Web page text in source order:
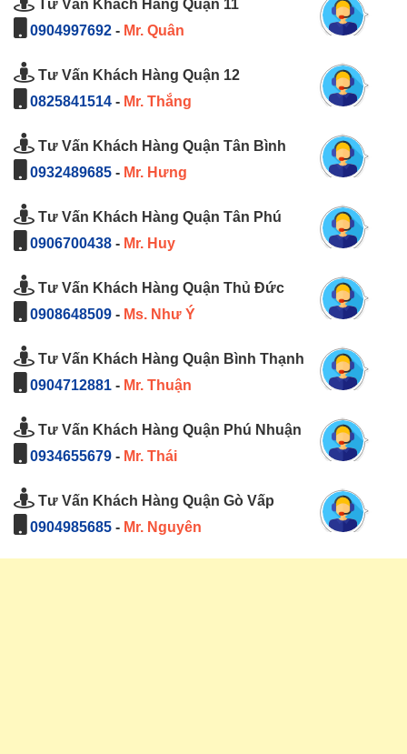
Tư Vấn Khách Hàng Quận 11
0904997692 - Mr. Quân
Tư Vấn Khách Hàng Quận 12
0825841514 - Mr. Thắng
Tư Vấn Khách Hàng Quận Tân Bình
0932489685 - Mr. Hưng
Tư Vấn Khách Hàng Quận Tân Phú
0906700438 - Mr. Huy
Tư Vấn Khách Hàng Quận Thủ Đức
0908648509 - Ms. Như Ý
Tư Vấn Khách Hàng Quận Bình Thạnh
0904712881 - Mr. Thuận
Tư Vấn Khách Hàng Quận Phú Nhuận
0934655679 - Mr. Thái
Tư Vấn Khách Hàng Quận Gò Vấp
0904985685 - Mr. Nguyên